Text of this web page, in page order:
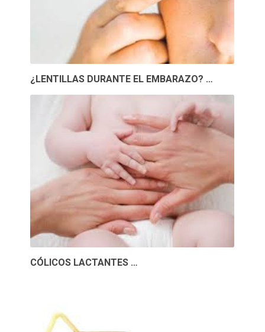
¿LENTILLAS DURANTE EL EMBARAZO? …
CÓLICOS LACTANTES …